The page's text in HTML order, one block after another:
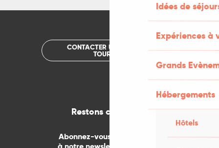
Idées de
Expériences à
Grands
Hébergements
Hôtels
CONTACTER UN OFFICE DE
TOURISME
Restons connectés
Abonnez-vous gratuitement